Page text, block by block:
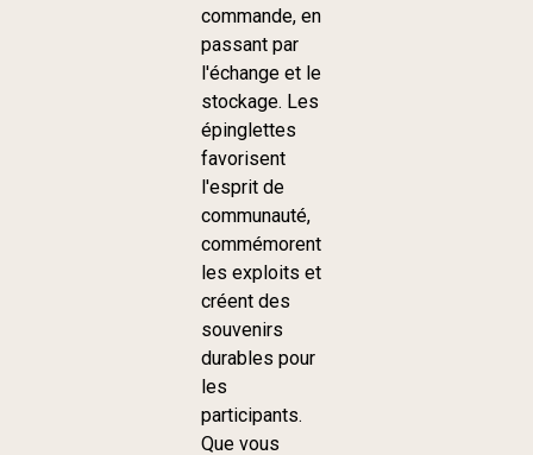
commande, en
passant par
l'échange et le
stockage. Les
épinglettes
favorisent
l'esprit de
communauté,
commémorent
les exploits et
créent des
souvenirs
durables pour
les
participants.
Que vous